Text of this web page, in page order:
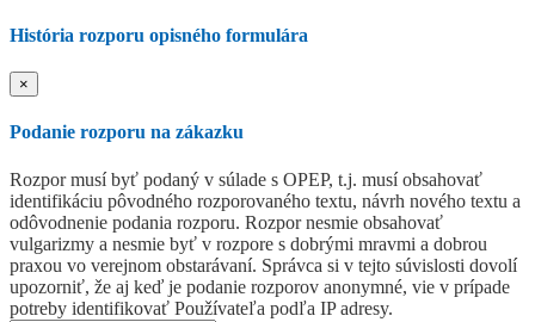
História rozporu opisného formulára
×
Podanie rozporu na zákazku
Rozpor musí byť podaný v súlade s OPEP, t.j. musí obsahovať
identifikáciu pôvodného rozporovaného textu, návrh nového textu a
odôvodnenie podania rozporu. Rozpor nesmie obsahovať
vulgarizmy a nesmie byť v rozpore s dobrými mravmi a dobrou
praxou vo verejnom obstarávaní. Správca si v tejto súvislosti dovolí
upozorniť, že aj keď je podanie rozporov anonymné, vie v prípade
potreby identifikovať Používateľa podľa IP adresy.